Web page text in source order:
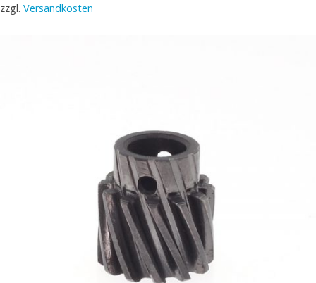
zzgl. Versandkosten